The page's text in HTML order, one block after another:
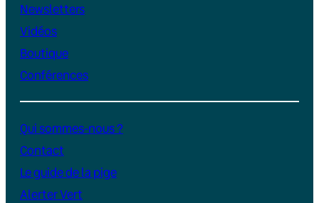
Newsletters
Vidéos
Boutique
Conférences
Qui sommes-nous ?
Contact
Le guide de la pige
Alerter Vert